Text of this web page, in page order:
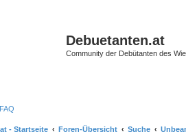
Debuetanten.at
Community der Debütanten des
FAQ
- Startseite Foren-Übersicht Suche